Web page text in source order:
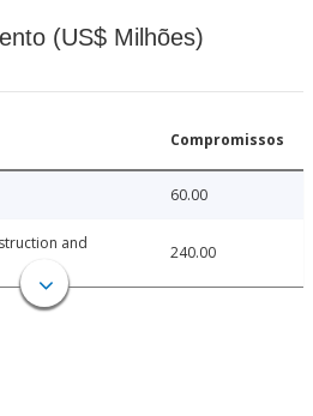
(US$ Milhões)
Compromissos
60.00
and
240.00